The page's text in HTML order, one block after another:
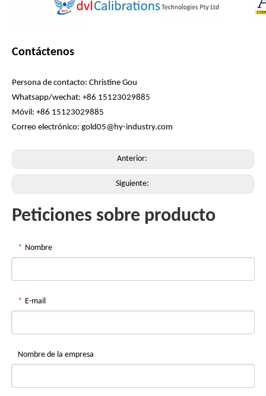
Contáctenos
Persona de contacto: Christine Gou
Whatsapp/wechat: +86 15123029885
Móvil: +86 15123029885
Correo electrónico: gold05@hy-industry.com
Anterior:
Siguiente:
Peticiones sobre producto
* Nombre
* E-mail
Nombre de la empresa